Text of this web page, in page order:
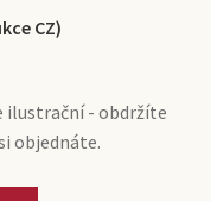
CZ)
ilustrační - obdržíte
objednáte.